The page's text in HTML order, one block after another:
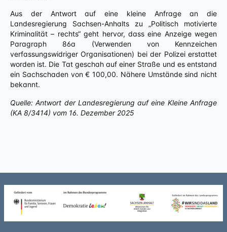
Aus der Antwort auf eine kleine Anfrage an die
Landesregierung Sachsen-Anhalts zu „Politisch motivierte
Kriminalität – rechts“ geht hervor, dass eine Anzeige wegen
Paragraph 86a (Verwenden von Kennzeichen
verfassungswidriger Organisationen) bei der Polizei erstattet
worden ist. Die Tat geschah auf einer Straße und es entstand
ein Sachschaden von € 100,00. Nähere Umstände sind nicht
bekannt.
Quelle: Antwort der Landesregierung auf eine Kleine Anfrage
(KA 8/3414) vom 16. Dezember 2025